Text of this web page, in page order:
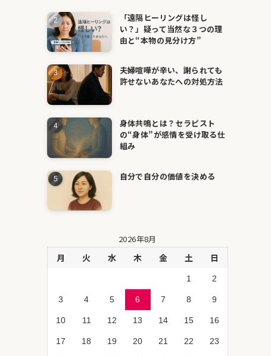
「遠隔ヒーリングは怪し
い？」疑って当然な３つの理
由と“本物の見分け方”
夫婦喧嘩が辛い、謝られても
許せないあなたへの対処方法
身体共鳴とは？セラピスト
の“身体”が感情を受け取る仕
組み
自分で自分の価値を決める
2026年8月
月 火 水 木 金 土 日
1 2
3 4 5 6 7 8 9
10 11 12 13 14 15 16
17 18 19 20 21 22 23